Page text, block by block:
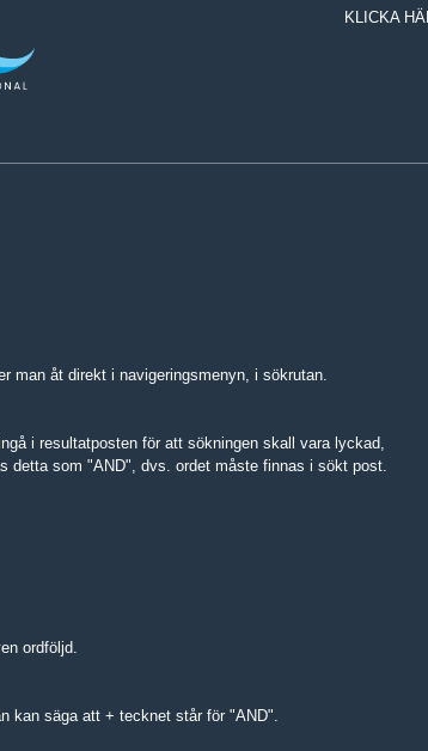
KLICKA
man åt direkt i navigeringsmenyn, i sökrutan.
i resultatposten för att sökningen skall vara lyckad,
detta som "AND", dvs. ordet måste finnas i sökt post.
ordföljd.
kan säga att + tecknet står för "AND".